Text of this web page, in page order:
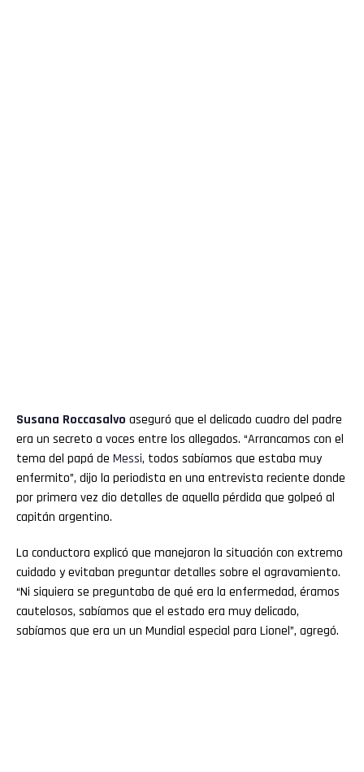
Susana Roccasalvo aseguró que el delicado cuadro del padre
era un secreto a voces entre los allegados. “Arrancamos con el
tema del papá de Messi, todos sabíamos que estaba muy
enfermito”, dijo la periodista en una entrevista reciente donde
por primera vez dio detalles de aquella pérdida que golpeó al
capitán argentino.
La conductora explicó que manejaron la situación con extremo
cuidado y evitaban preguntar detalles sobre el agravamiento.
“Ni siquiera se preguntaba de qué era la enfermedad, éramos
cautelosos, sabíamos que el estado era muy delicado,
sabíamos que era un un Mundial especial para Lionel”, agregó.